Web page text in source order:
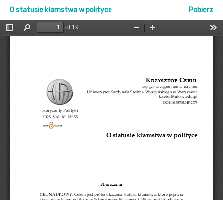
O statusie kłamstwa w polityce Pobierz